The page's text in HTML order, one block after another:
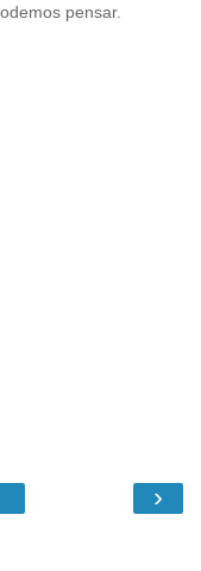
pensar.
›